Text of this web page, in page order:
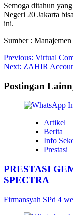
Semoga ditahun
Negeri 20 Jakarta
ini.
Sumber :
Post
navigation
Previous: Virtual
Next: ZAHIR
Postingan
Artikel
Berita
Info
Prestasi
PRESTASI
SPECTRA
Firmansyah SPd 4